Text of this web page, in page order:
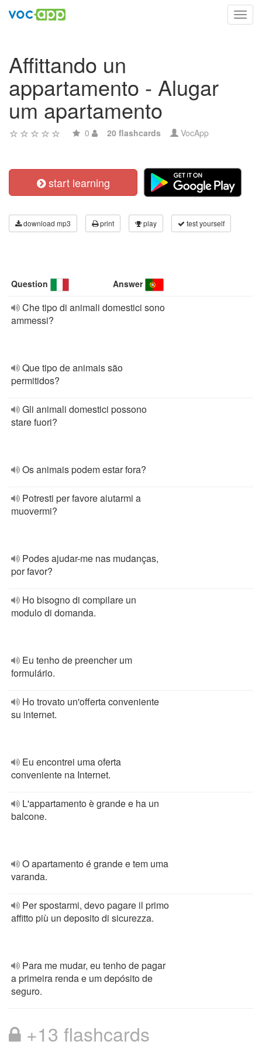
Affittando un
appartamento - Alugar
um apartamento
0 20 flashcards VocApp
start learning
download mp3 print play test yourself
Question Answer
Che tipo di animali domestici sono
ammessi?
Que tipo de animais são
permitidos?
Gli animali domestici possono
stare fuori?
Os animais podem estar fora?
Potresti per favore aiutarmi a
muovermi?
Podes ajudar-me nas mudanças,
por favor?
Ho bisogno di compilare un
modulo di domanda.
Eu tenho de preencher um
formulário.
Ho trovato un'offerta conveniente
su internet.
Eu encontrei uma oferta
conveniente na Internet.
L'appartamento è grande e ha un
balcone.
O apartamento é grande e tem uma
varanda.
Per spostarmi, devo pagare il primo
affitto più un deposito di sicurezza.
Para me mudar, eu tenho de pagar
a primeira renda e um depósito de
seguro.
+13 flashcards